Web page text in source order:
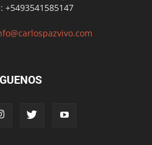
+5493541585147